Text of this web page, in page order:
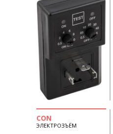
CON
ЭЛЕКТРОЗЪЁМ